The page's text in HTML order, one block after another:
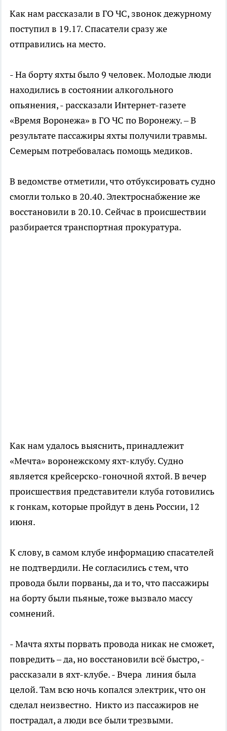
Как нам рассказали в ГО ЧС, звонок дежурному
поступил в 19.17. Спасатели сразу же
отправились на место.
- На борту яхты было 9 человек. Молодые люди
находились в состоянии алкогольного
опьянения, - рассказали Интернет-газете
«Время Воронежа» в ГО ЧС по Воронежу. – В
результате пассажиры яхты получили травмы.
Семерым потребовалась помощь медиков.
В ведомстве отметили, что отбуксировать судно
смогли только в 20.40. Электроснабжение же
восстановили в 20.10. Сейчас в происшествии
разбирается транспортная прокуратура.
Как нам удалось выяснить, принадлежит
«Мечта» воронежскому яхт-клубу. Судно
является крейсерско-гоночной яхтой. В вечер
происшествия представители клуба готовились
к гонкам, которые пройдут в день России, 12
июня.
К слову, в самом клубе информацию спасателей
не подтвердили. Не согласились с тем, что
провода были порваны, да и то, что пассажиры
на борту были пьяные, тоже вызвало массу
сомнений.
- Мачта яхты порвать провода никак не сможет,
повредить – да, но восстановили всё быстро, -
рассказали в яхт-клубе. - Вчера линия была
целой. Там всю ночь копался электрик, что он
сделал неизвестно. Никто из пассажиров не
пострадал, а люди все были трезвыми.